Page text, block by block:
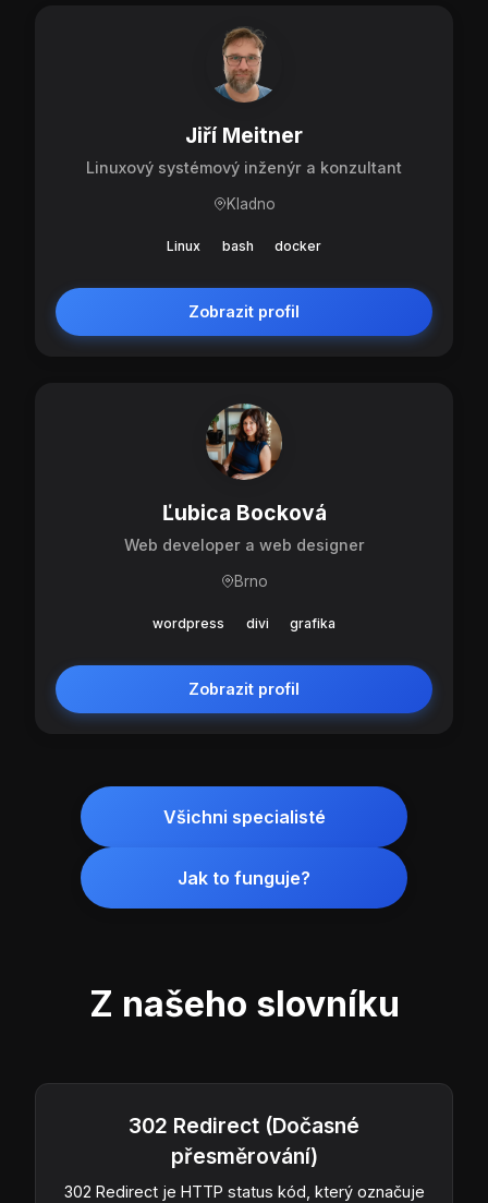
Jiří Meitner
Linuxový systémový inženýr a konzultant
Kladno
Linux bash docker
Zobrazit profil
Ľubica Bocková
Web developer a web designer
Brno
wordpress divi grafika
Zobrazit profil
Všichni specialisté
Jak to funguje?
Z našeho slovníku
302 Redirect (Dočasné
přesměrování)
302 Redirect je HTTP status kód, který označuje